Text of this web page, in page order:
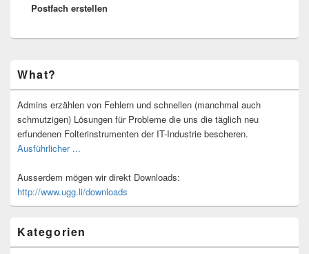
Postfach erstellen
Seitenleisten-
Widgetbereich
What?
Admins erzählen von Fehlern und schnellen (manchmal auch
schmutzigen) Lösungen für Probleme die uns die täglich neu
erfundenen Folterinstrumenten der IT-Industrie bescheren.
Ausführlicher ...
Ausserdem mögen wir direkt Downloads:
http://www.ugg.li/downloads
Kategorien